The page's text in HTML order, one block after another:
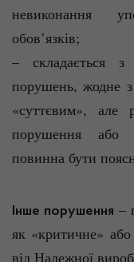
невиконання
обов’язків;
– складається з
порушень, жодне
«суттєвим», але
порушення або
повинна бути
Інше порушення ‒
як «критичне» або
від Належної